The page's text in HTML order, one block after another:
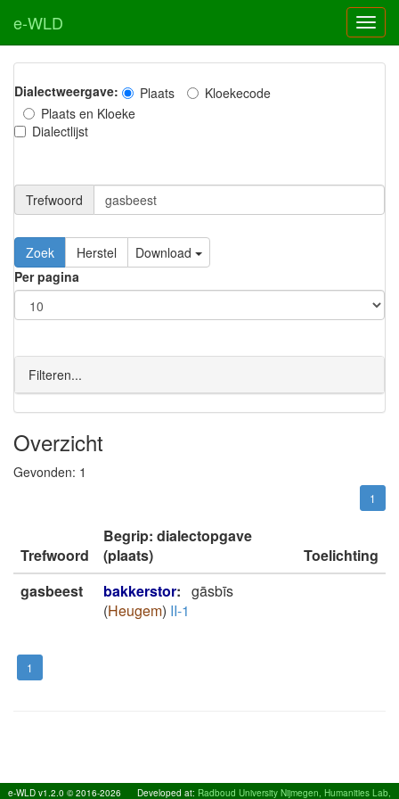
e-WLD
Dialectweergave: Plaats
Kloekecode
Plaats en Kloeke
Dialectlijst
Trefwoord
Download
Per pagina
Filteren...
Overzicht
Gevonden: 1
1
Trefwoord
Begrip: dialectopgave
(plaats)
Toelichting
gasbeest
bakkerstor: gāsbīs
(Heugem) II-1
1
e-WLD v1.2.0 © 2016-2026 Developed at: Radboud University Nijmegen, Humanities Lab,